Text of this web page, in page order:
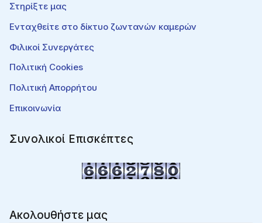
Στηρίξτε μας
Ενταχθείτε στο δίκτυο ζωντανών καμερών
Φιλικοί Συνεργάτες
Πολιτική Cookies
Πολιτική Απορρήτου
Επικοινωνία
Συνολικοί Επισκέπτες
Ακολουθήστε μας